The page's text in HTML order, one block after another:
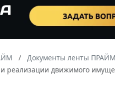
Документы ленты ПРАЙМ
движимого